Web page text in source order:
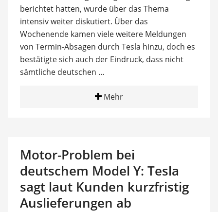
berichtet hatten, wurde über das Thema
intensiv weiter diskutiert. Über das
Wochenende kamen viele weitere Meldungen
von Termin-Absagen durch Tesla hinzu, doch es
bestätigte sich auch der Eindruck, dass nicht
sämtliche deutschen …
Mehr
Motor-Problem bei
deutschem Model Y: Tesla
sagt laut Kunden kurzfristig
Auslieferungen ab